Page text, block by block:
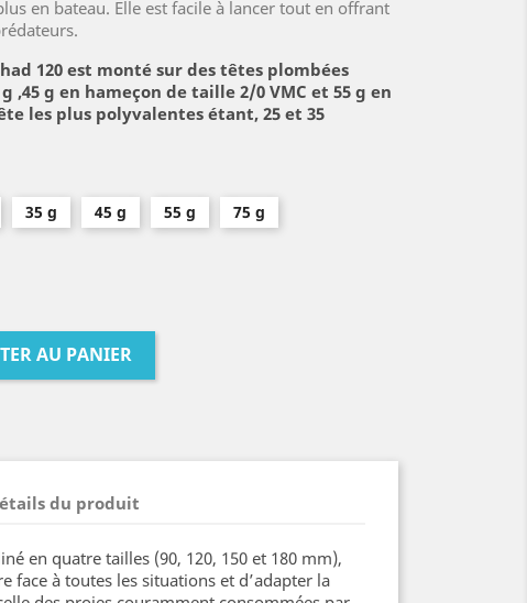
en bateau. Elle est facile à lancer tout en offrant
120 est monté sur des têtes plombées
g ,45 g en hameçon de taille 2/0 VMC et 55 g en
les plus polyvalentes étant, 25 et 35
35 g 45 g 55 g
75 g
AU PANIER
du produit
en quatre tailles (90, 120, 150 et 180 mm),
face à toutes les situations et d’adapter la